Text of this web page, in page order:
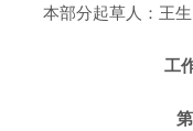
本部分起草人：王生
工